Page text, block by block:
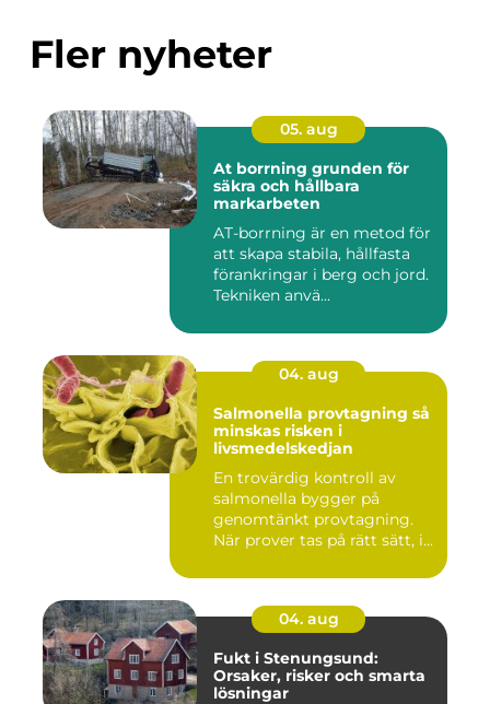
Fler nyheter
05. aug
At borrning grunden för
säkra och hållbara
markarbeten
AT-borrning är en metod för
att skapa stabila, hållfasta
förankringar i berg och jord.
Tekniken anvä...
04. aug
Salmonella provtagning så
minskas risken i
livsmedelskedjan
En trovärdig kontroll av
salmonella bygger på
genomtänkt provtagning.
När prover tas på rätt sätt, i...
04. aug
Fukt i Stenungsund:
Orsaker, risker och smarta
lösningar